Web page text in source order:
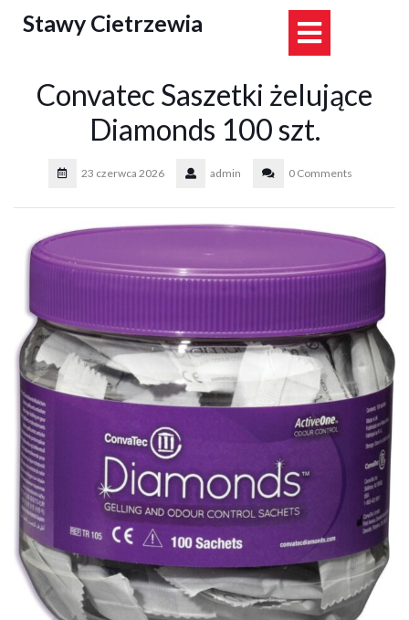
Stawy Cietrzewia
Convatec Saszetki żelujące
Diamonds 100 szt.
23 czerwca 2026 admin 0 Comments